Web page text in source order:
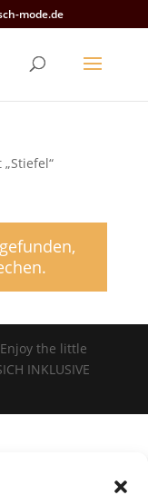
mode.de
the little
INKLUSIVE
MwSt.